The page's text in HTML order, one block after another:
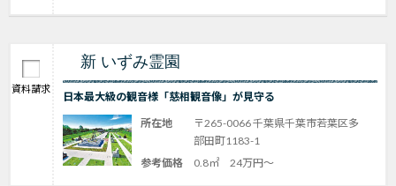
資料請求
新 いずみ霊園
日本最大級の観音様「慈相観音像」が見守る
所在地
〒265-0066 千葉県千葉市若葉区多
部田町1183-1
参考価格
0.8㎡ 24万円～